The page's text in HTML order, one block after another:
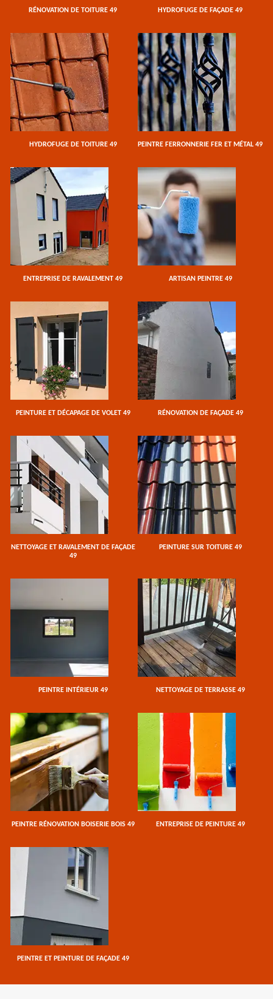
RÉNOVATION DE TOITURE 49 HYDROFUGE DE FAÇADE 49
HYDROFUGE DE TOITURE 49 PEINTRE FERRONNERIE FER ET MÉTAL 49
ENTREPRISE DE RAVALEMENT 49 ARTISAN PEINTRE 49
PEINTURE ET DÉCAPAGE DE VOLET 49 RÉNOVATION DE FAÇADE 49
NETTOYAGE ET RAVALEMENT DE FAÇADE
49
PEINTURE SUR TOITURE 49
PEINTRE INTÉRIEUR 49 NETTOYAGE DE TERRASSE 49
PEINTRE RÉNOVATION BOISERIE BOIS 49 ENTREPRISE DE PEINTURE 49
PEINTRE ET PEINTURE DE FAÇADE 49